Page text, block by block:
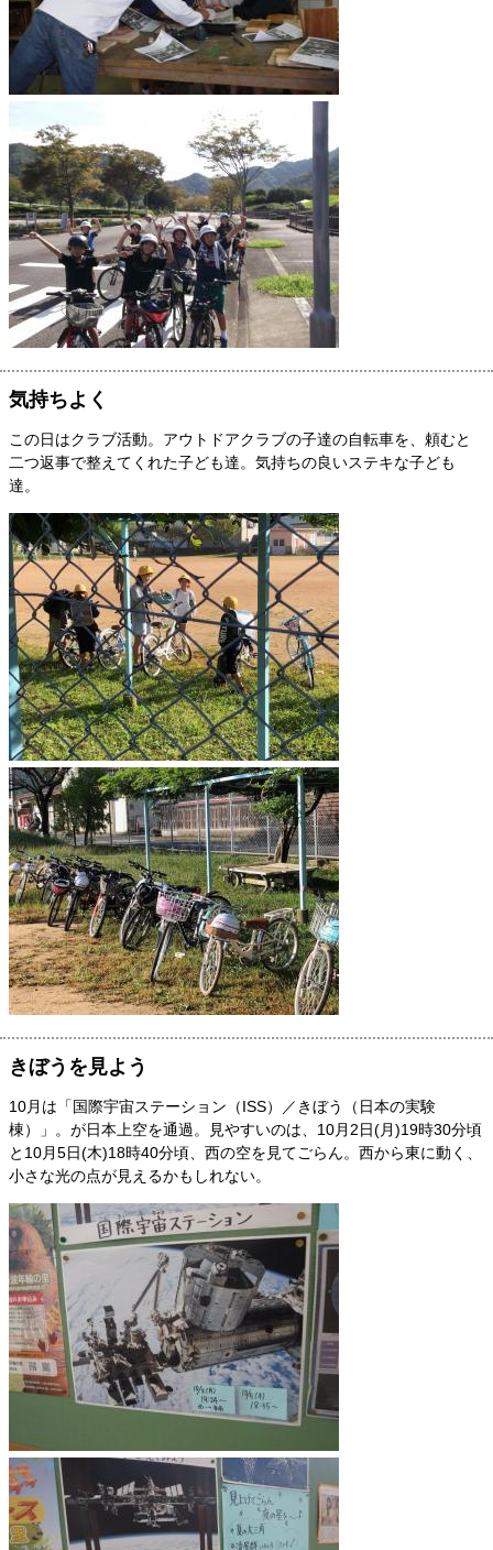
気持ちよく
この日はクラブ活動。アウトドアクラブの子達の自転車を、頼むと
二つ返事で整えてくれた子ども達。気持ちの良いステキな子ども
達。
きぼうを見よう
10月は「国際宇宙ステーション（ISS）／きぼう（日本の実験
棟）」。が日本上空を通過。見やすいのは、10月2日(月)19時30分頃
と10月5日(木)18時40分頃、西の空を見てごらん。西から東に動く、
小さな光の点が見えるかもしれない。